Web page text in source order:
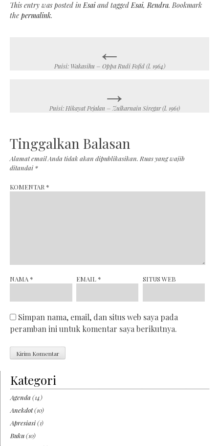
This entry was posted inEsaiand taggedEsai,Rendra. Bookmark
the permalink.
navigation
←
Puisi: Wakasihu – Oppa Rudi Fofid (l. 1964)
→
Puisi: Hikayat Pejalan – Zulkarnain Siregar (l. 1961)
Tinggalkan Balasan
Alamat email Anda tidak akan dipublikasikan. Ruas yang wajib
ditandai *
KOMENTAR *
NAMA * EMAIL * SITUS WEB
Simpan nama, email, dan situs web saya pada
peramban ini untuk komentar saya berikutnya.
Kategori
Agenda (14)
Anekdot(10)
Apresiasi(1)
Buku(10)